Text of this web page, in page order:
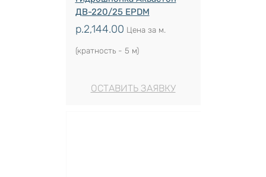
ДВ-220/25 EPDM
р.2,144.00 Цена за м.
(кратность - 5 м)
ОСТАВИТЬ ЗАЯВКУ